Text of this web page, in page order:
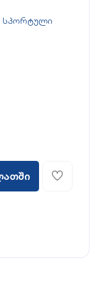
სპორტული